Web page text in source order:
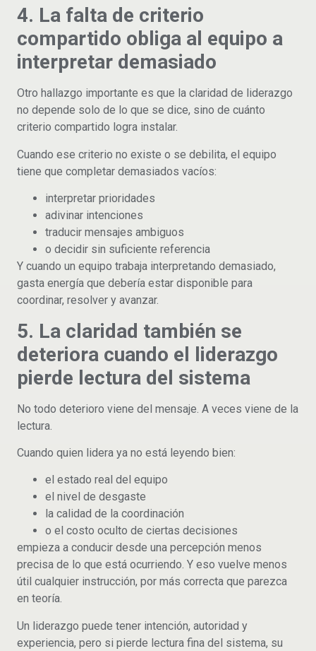
4. La falta de criterio
compartido obliga al equipo a
interpretar demasiado
Otro hallazgo importante es que la claridad de liderazgo
no depende solo de lo que se dice, sino de cuánto
criterio compartido logra instalar.
Cuando ese criterio no existe o se debilita, el equipo
tiene que completar demasiados vacíos:
interpretar prioridades
adivinar intenciones
traducir mensajes ambiguos
o decidir sin suficiente referencia
Y cuando un equipo trabaja interpretando demasiado,
gasta energía que debería estar disponible para
coordinar, resolver y avanzar.
5. La claridad también se
deteriora cuando el liderazgo
pierde lectura del sistema
No todo deterioro viene del mensaje. A veces viene de la
lectura.
Cuando quien lidera ya no está leyendo bien:
el estado real del equipo
el nivel de desgaste
la calidad de la coordinación
o el costo oculto de ciertas decisiones
empieza a conducir desde una percepción menos
precisa de lo que está ocurriendo. Y eso vuelve menos
útil cualquier instrucción, por más correcta que parezca
en teoría.
Un liderazgo puede tener intención, autoridad y
experiencia, pero si pierde lectura fina del sistema, su